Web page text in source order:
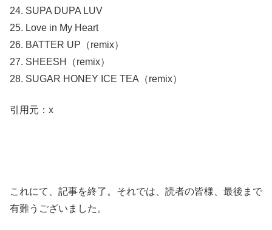
24. SUPA DUPA LUV
25. Love in My Heart
26. BATTER UP（remix）
27. SHEESH（remix）
28. SUGAR HONEY ICE TEA（remix）
引用元：x
これにて、記事を終了。それでは、読者の皆様、最後まで
有難うございました。